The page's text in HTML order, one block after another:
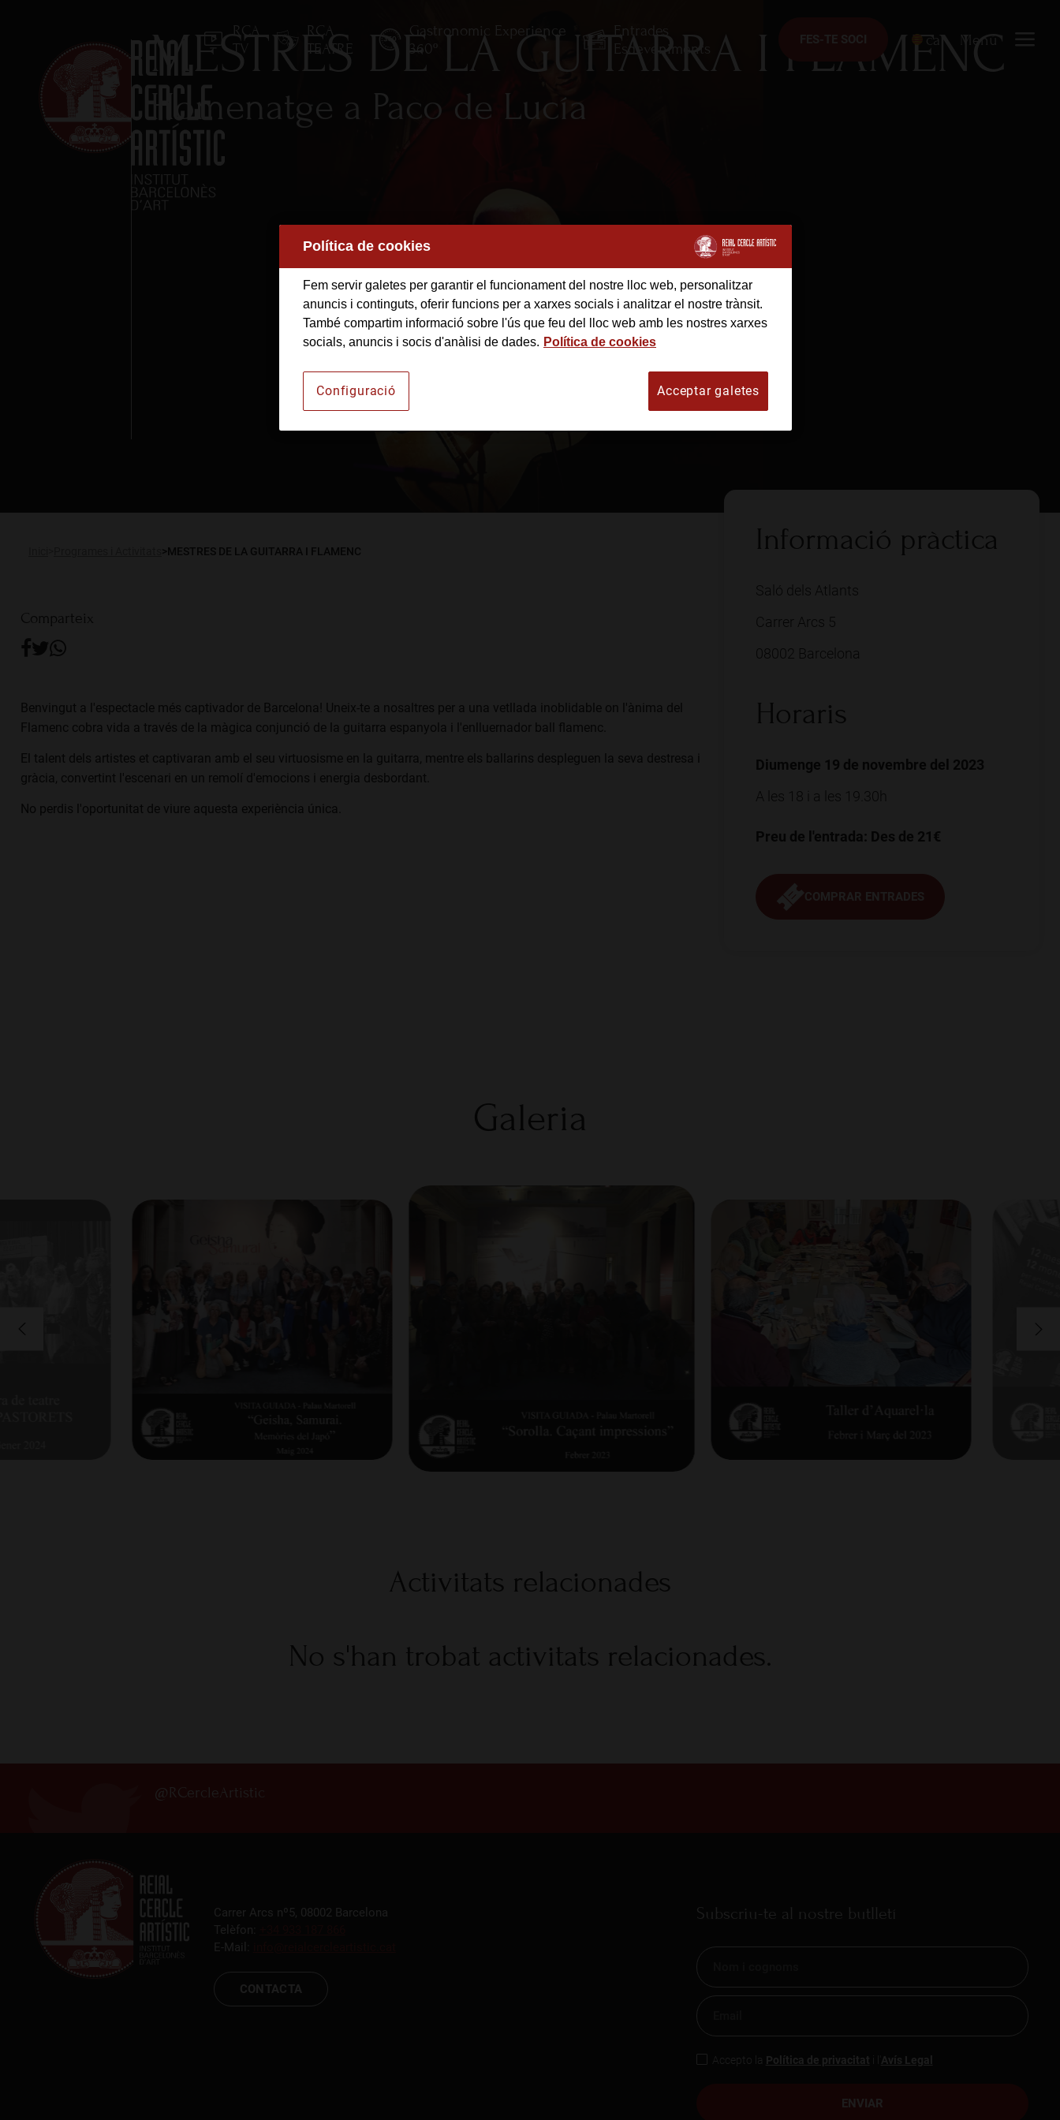
RCA
TV
RCA
TEATRE
Gastronomic Experience
360º
Entrades
Esdeveniments
ca Menú
FES-TE SOCI
Inici
Programes i Activitats
Institut Barcelonès d'Art
Lloguer d’espais
Actualitat
RCA Radio
MESTRES DE LA GUITARRA I FLAMENC
Homenatge a Paco de Lucía
MESTRES DE LA GUITARRA I FLAMENC
Comparteix
Benvingut a l'espectacle més captivador de Barcelona! Uneix-te a nosaltres per a una vetllada inoblidable on l'ànima del
Flamenc cobra vida a través de la màgica conjunció de la guitarra espanyola i l'enlluernador ball flamenc.
El talent dels artistes et captivaran amb el seu virtuosisme en la guitarra, mentre els ballarins despleguen la seva destresa i
gràcia, convertint l'escenari en un remolí d'emocions i energia desbordant.
No perdis l'oportunitat de viure aquesta experiència única.
Informació pràctica
Saló dels Atlants
Carrer Arcs 5
08002 Barcelona
Horaris
Diumenge 19 de novembre del 2023
A les 18 i a les 19.30h
Preu de l'entrada: Des de 21€
Galeria
Activitats relacionades
No s'han trobat activitats relacionades.
@RCercleArtistic
Carrer Arcs nº5, 08002 Barcelona
Telèfon:
E-Mail:
CONTACTA
Subscriu-te al nostre butlletí
ENVIAR
Accepto la Política de privacitat Avís Legal
Política de cookies
Fem servir galetes per garantir el funcionament del nostre lloc web, personalitzar
anuncis i continguts, oferir funcions per a xarxes socials i analitzar el nostre trànsit.
També compartim informació sobre l'ús que feu del lloc web amb les nostres xarxes
socials, anuncis i socis d'anàlisi de dades. Política de cookies
Acceptar galetes
Configuració